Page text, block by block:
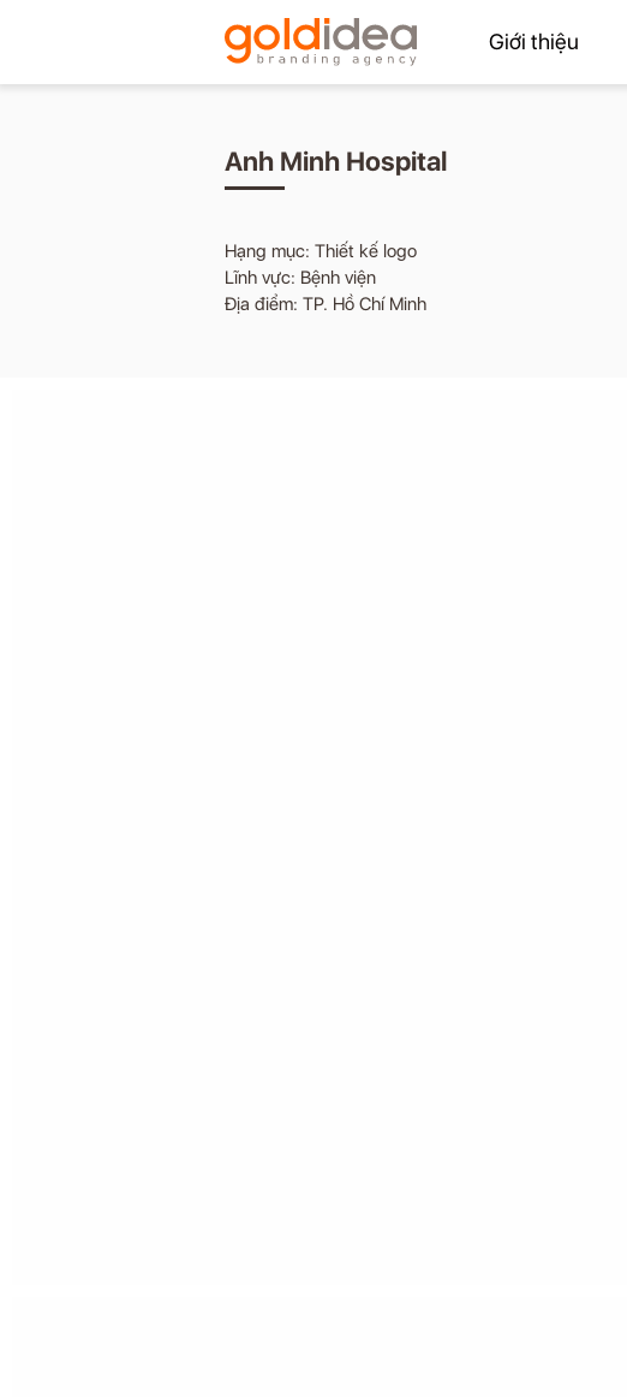
Giới thiệu
Anh Minh Hospital
Hạng mục: Thiết kế logo
Lĩnh vực: Bệnh viện
Địa điểm: TP. Hồ Chí Minh